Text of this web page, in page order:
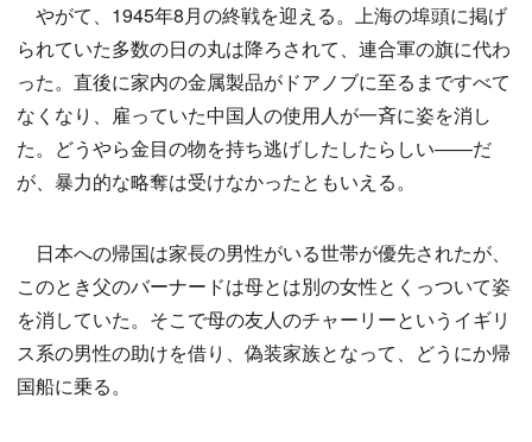
やがて、1945年8月の終戦を迎える。上海の埠頭に掲げ
られていた多数の日の丸は降ろされて、連合軍の旗に代わ
った。直後に家内の金属製品がドアノブに至るまですべて
なくなり、雇っていた中国人の使用人が一斉に姿を消し
た。どうやら金目の物を持ち逃げしたしたらしい——だ
が、暴力的な略奪は受けなかったともいえる。
日本への帰国は家長の男性がいる世帯が優先されたが、
このとき父のバーナードは母とは別の女性とくっついて姿
を消していた。そこで母の友人のチャーリーというイギリ
ス系の男性の助けを借り、偽装家族となって、どうにか帰
国船に乗る。